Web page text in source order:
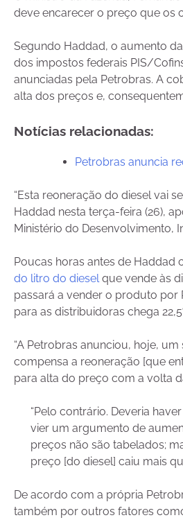
deve encarecer o preço que os
Segundo Haddad, o aumento
dos impostos federais PIS/
anunciadas pela Petrobras. A
alta dos preços e,
Notícias relacionadas:
Petrobras anuncia
“Esta reoneração do diesel vai
Haddad nesta terça-feira (26),
Ministério do Desenvolvimento,
Poucas horas antes de Haddad
do litro do diesel que vende às
passará a vender o produto por
para as distribuidoras chega
“A Petrobras anunciou, hoje,
compensa a reoneração [que
para alta do preço com a volta
“Pelo contrário. Deveria
vier um argumento de
preços não são tabelados;
preço [do diesel] caiu mais
De acordo com a própria
também por outros fatores